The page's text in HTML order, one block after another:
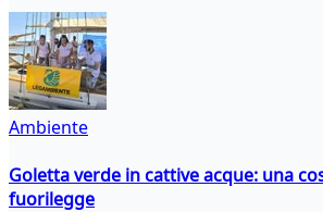
Ambiente
Goletta verde in cattive acque: una
fuorilegge